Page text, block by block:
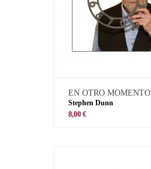
EN OTRO MOMENTO
Stephen Dunn
8,00 €